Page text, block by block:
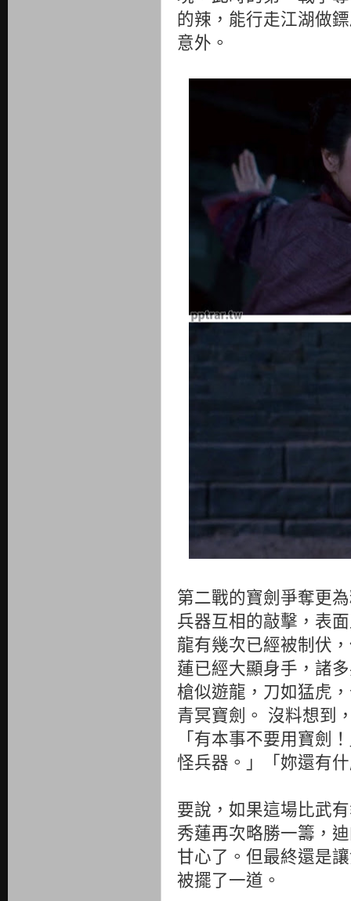
的辣，能行走江湖做
意外。
第二戰的寶劍爭奪更
兵器互相的敲擊，表
龍有幾次已經被制伏
蓮已經大顯身手，諸
槍似遊龍，刀如猛虎
青冥寶劍。 沒料想到
「有本事不要用寶劍
怪兵器。」「妳還有
要說，如果這場比武
秀蓮再次略勝一籌，
甘心了。但最終還是
被擺了一道。